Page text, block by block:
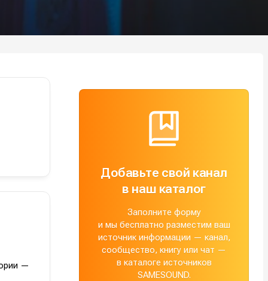
—
Добавьте свой канал
в наш каталог
Заполните форму
и мы бесплатно разместим ваш
источник информации — канал,
сообщество, книгу или чат —
в каталоге источников
SAMESOUND.